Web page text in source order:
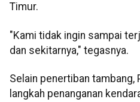
Timur.
"Kami tidak ingin sampai
dan sekitarnya," tegasnya.
Selain penertiban tambang,
langkah penanganan